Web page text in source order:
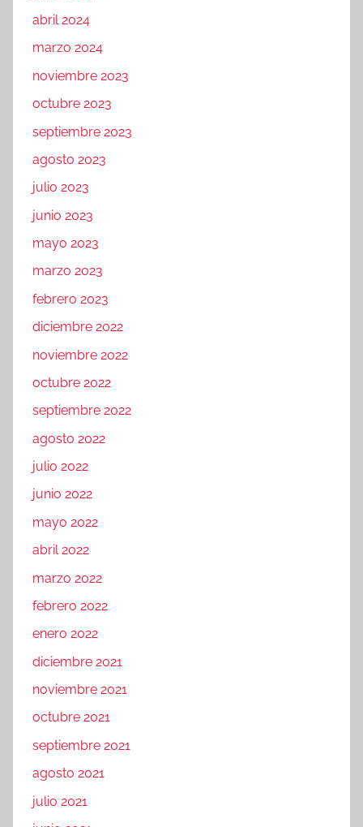
abril 2024
marzo 2024
noviembre 2023
octubre 2023
septiembre 2023
agosto 2023
julio 2023
junio 2023
mayo 2023
marzo 2023
febrero 2023
diciembre 2022
noviembre 2022
octubre 2022
septiembre 2022
agosto 2022
julio 2022
junio 2022
mayo 2022
abril 2022
marzo 2022
febrero 2022
enero 2022
diciembre 2021
noviembre 2021
octubre 2021
septiembre 2021
agosto 2021
julio 2021